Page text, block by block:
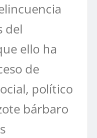
del
ello ha
de
político
bárbaro